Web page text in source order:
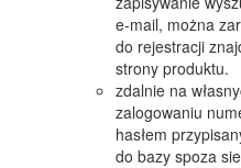
e-mail, można
do rejestracji
strony produktu.
zdalnie na
zalogowaniu
hasłem
do bazy spoza